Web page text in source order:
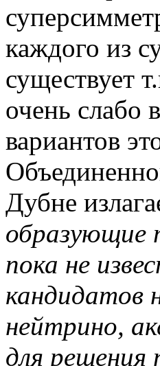
каждого из
существует
очень слабо
вариантов
Дубне
образующие
пока не
кандидатов
нейтрино,
для